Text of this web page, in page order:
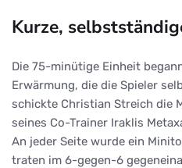
Kurze,
Die 75-minütige Einheit
Erwärmung, die die Spieler
schickte Christian Streich die
seines Co-Trainer Iraklis
An jeder Seite wurde ein
traten im 6-gegen-6